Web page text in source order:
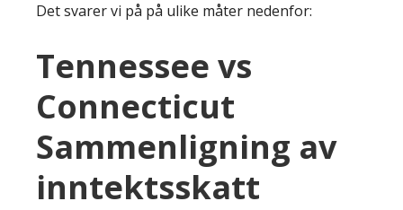
Det svarer vi på på ulike måter nedenfor:
Tennessee vs
Connecticut
Sammenligning av
inntektsskatt